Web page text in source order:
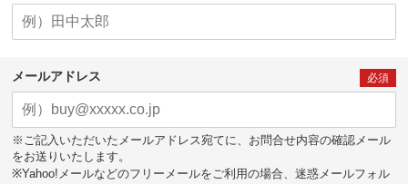
メールアドレス 必須
※ご記入いただいたメールアドレス宛てに、お問合せ内容の確認メール
をお送りいたします。
※Yahoo!メールなどのフリーメールをご利用の場合、迷惑メールフォル